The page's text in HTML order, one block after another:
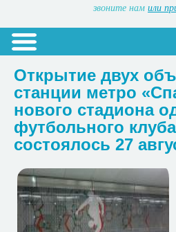
звоните нам или
Открытие двух
станции метро
нового стадиона
футбольного
состоялось 27